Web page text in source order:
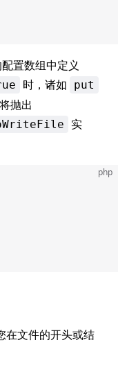
置数组中定义
时，诸如 put
抛出
实
php
在文件的开头或结